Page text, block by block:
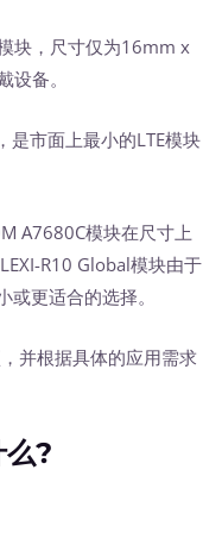
块，尺寸仅为16mm x
备。
是市面上最小的LTE模块
A7680C模块在尺寸上
R10 Global模块由于
更适合的选择。
并根据具体的应用需求
?